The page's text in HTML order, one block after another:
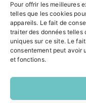
Pour offrir les meilleures
telles que les cookies
appareils. Le fait de
traiter des données telles
uniques sur ce site. Le
consentement peut avoir
et fonctions.
Contacter la mairie
Pôle santé
Le Saucatais
Formalités
Restauration scolaire